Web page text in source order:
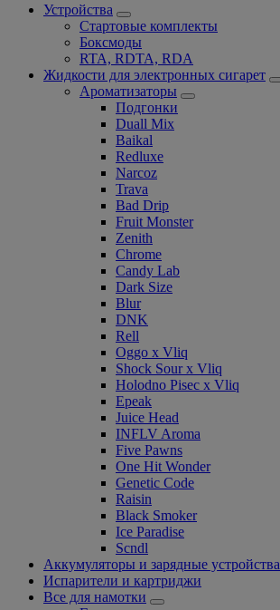
Устройства
Стартовые комплекты
Боксмоды
RTA, RDTA, RDA
Жидкости для электронных сигарет
Ароматизаторы
Подгонки
Duall Mix
Baikal
Redluxe
Narcoz
Trava
Bad Drip
Fruit Monster
Zenith
Chrome
Candy Lab
Dark Size
Blur
DNK
Rell
Oggo x Vliq
Shock Sour x Vliq
Holodno Pisec x Vliq
Epeak
Juice Head
INFLV Aroma
Five Pawns
One Hit Wonder
Genetic Code
Raisin
Black Smoker
Ice Paradise
Scndl
Аккумуляторы и зарядные устройства
Испарители и картриджи
Все для намотки